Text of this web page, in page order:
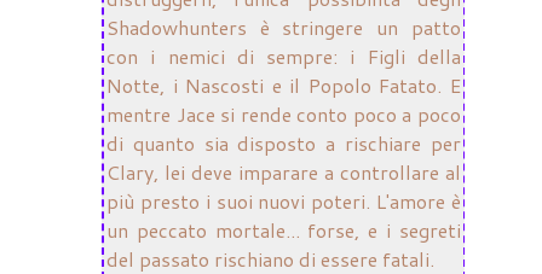
Shadowhunters è stringere un patto
con i nemici di sempre: i Figli della
Notte, i Nascosti e il Popolo Fatato. E
mentre Jace si rende conto poco a poco
di quanto sia disposto a rischiare per
Clary, lei deve imparare a controllare al
più presto i suoi nuovi poteri. L'amore è
un peccato mortale... forse, e i segreti
del passato rischiano di essere fatali.